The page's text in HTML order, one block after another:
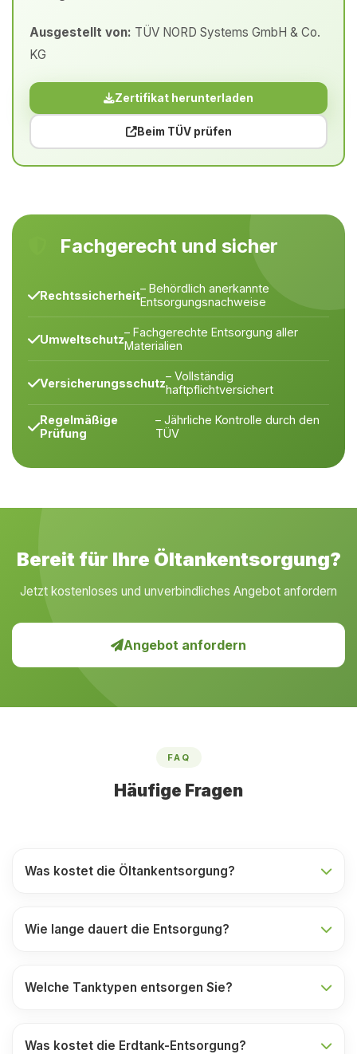
Ausgestellt von: TÜV NORD Systems GmbH & Co.
KG
Zertifikat herunterladen
Beim TÜV prüfen
Fachgerecht und sicher
Rechtssicherheit– Behördlich anerkannte
Entsorgungsnachweise
Umweltschutz– Fachgerechte Entsorgung aller
Materialien
Versicherungsschutz– Vollständig
haftpflichtversichert
Regelmäßige
Prüfung
– Jährliche Kontrolle durch den
TÜV
Bereit für Ihre Öltankentsorgung?
Jetzt kostenloses und unverbindliches Angebot anfordern
Angebot anfordern
FAQ
Häufige Fragen
Was kostet die Öltankentsorgung?
Wie lange dauert die Entsorgung?
Welche Tanktypen entsorgen Sie?
Was kostet die Erdtank-Entsorgung?